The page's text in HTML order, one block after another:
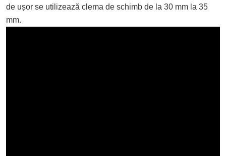
de ușor se utilizează clema de schimb de la 30 mm la 35
mm.